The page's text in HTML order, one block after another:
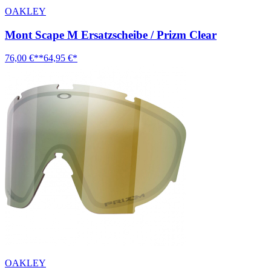
OAKLEY
Mont Scape M Ersatzscheibe / Prizm Clear
76,00 €**64,95 €*
OAKLEY